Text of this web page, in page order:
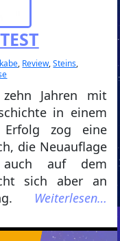
, Review,Steins,
Jahren mit
in einem
Erfolg zog eine
die Neuauflage
auch auf dem
sich aber an
Weiterlesen…